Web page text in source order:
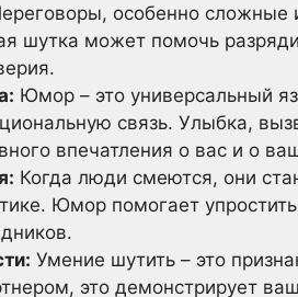
особенно сложные
шутка может помочь
Юмор – это универсальный
связь. Улыбка,
впечатления о вас и о
Когда люди смеются, они
Юмор помогает
Умение шутить – это
это демонстрирует